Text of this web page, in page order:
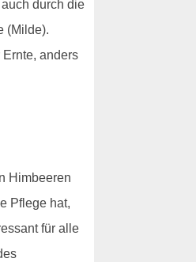
durch die
(Milde).
anders
Himbeeren
Pflege hat,
für alle